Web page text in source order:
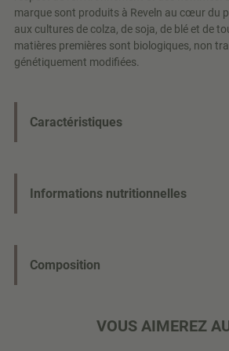
marque sont produits à Reveln au cœur du
aux cultures de colza, de soja, de blé et de
matières premières sont biologiques, non
génétiquement modifiées.
Caractéristiques
Informations nutritionnelles
Composition
VOUS AIMEREZ